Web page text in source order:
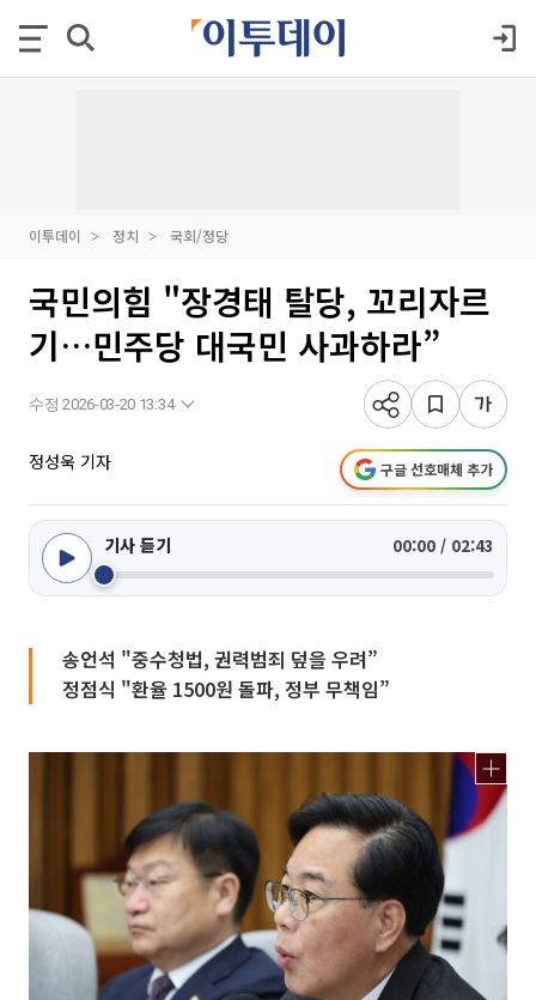
이투데이 정치 국회/정당
국민의힘 "장경태 탈당, 꼬리자르
기…민주당 대국민 사과하라”
수정 2026-03-20 13:34
정성욱 기자 구글 선호매체 추가
기사 듣기 00:00 / 02:43
송언석 "중수청법, 권력범죄 덮을 우려”
정점식 "환율 1500원 돌파, 정부 무책임”